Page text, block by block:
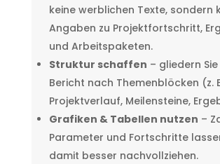
keine werblichen Texte, sondern
Angaben zu Projektfortschritt,
und Arbeitspaketen.
Struktur schaffen – gliedern
Bericht nach Themenblöcken (z.
Projektverlauf, Meilensteine,
Grafiken & Tabellen nutzen –
Parameter und Fortschritte
damit besser nachvollziehen.